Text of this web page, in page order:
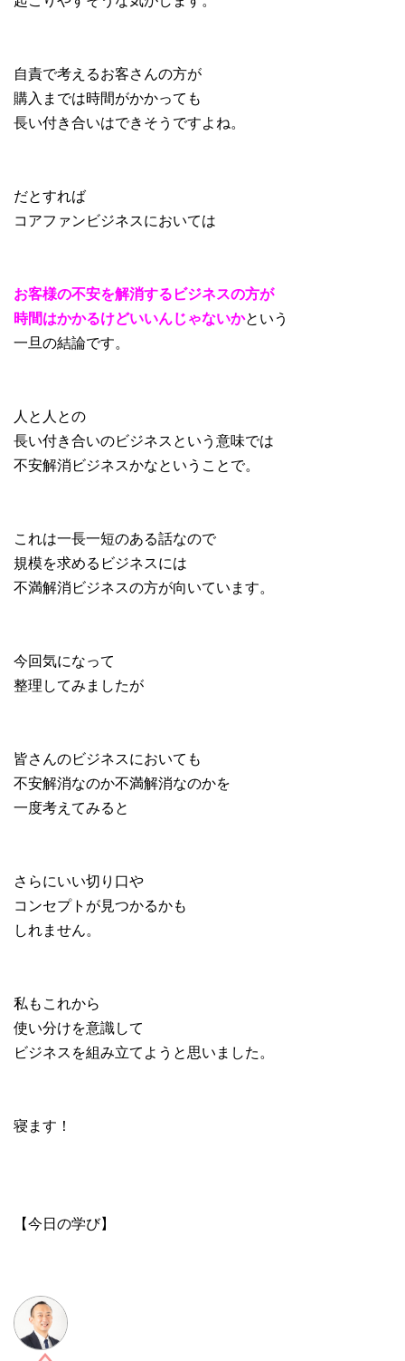
自責で考えるお客さんの方が
購入までは時間がかかっても
長い付き合いはできそうですよね。
だとすれば
コアファンビジネスにおいては
お客様の不安を解消するビジネスの方が
時間はかかるけどいいんじゃないかという
一旦の結論です。
人と人との
長い付き合いのビジネスという意味では
不安解消ビジネスかなということで。
これは一長一短のある話なので
規模を求めるビジネスには
不満解消ビジネスの方が向いています。
今回気になって
整理してみましたが
皆さんのビジネスにおいても
不安解消なのか不満解消なのかを
一度考えてみると
さらにいい切り口や
コンセプトが見つかるかも
しれません。
私もこれから
使い分けを意識して
ビジネスを組み立てようと思いました。
寝ます！
【今日の学び】